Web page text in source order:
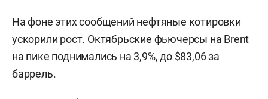
На фоне этих сообщений нефтяные котировки
ускорили рост. Октябрьские фьючерсы на Brent
на пике поднимались на 3,9%, до $83,06 за
баррель.